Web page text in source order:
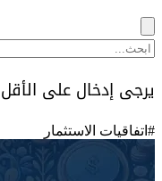
يرجى إدخال على الأقل 4 أحرف.
# اتفاقيات الاستثمار